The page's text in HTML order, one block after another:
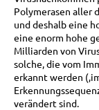
Polymerasen aller
und deshalb eine
eine enorm hohe
Milliarden von
solche, die vom
erkannt werden
verändert sind.